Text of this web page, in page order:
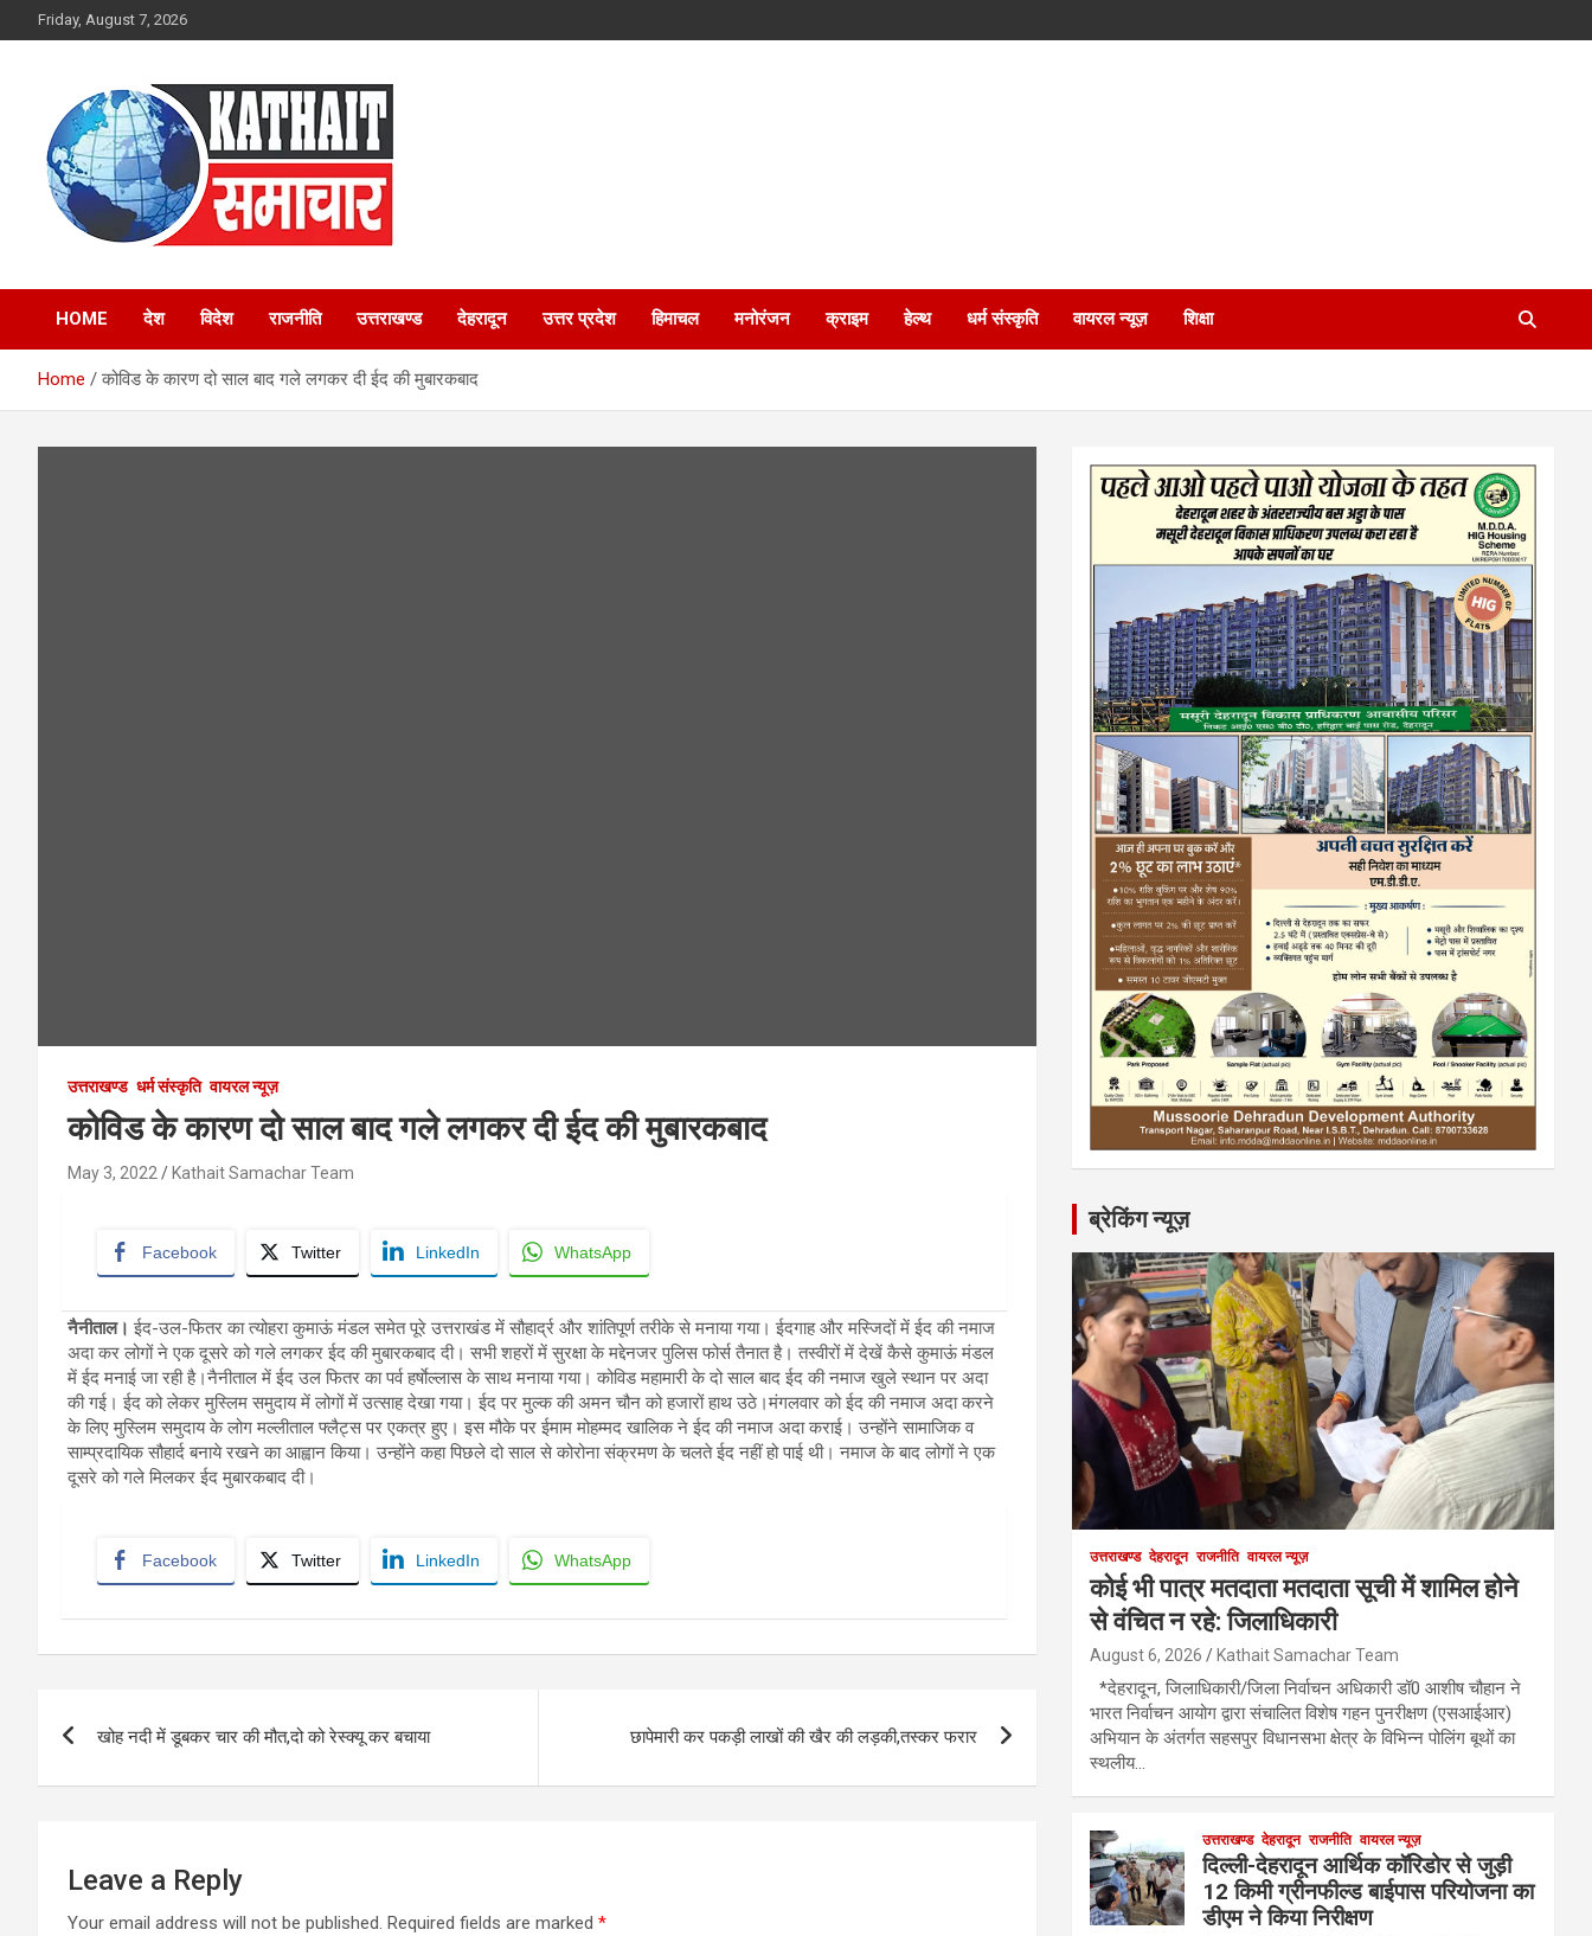
to
Friday, August 7, 2026
Kathait Samachar –
Latest Uttarakhand
News in Hindi,
HOME देश विदेश राजनीति उत्तराखण्ड देहरादून उत्तर प्रदेश हिमाचल मनोरंजन क्राइम हेल्थ धर्म संस्कृति वायरल न्यूज़ शिक्षा
Home कोविड के कारण दो साल बाद गले लगकर दी ईद की मुबारकबाद
उत्तराखण्ड धर्म संस्कृति वायरल न्यूज़
कोविड के कारण दो साल बाद गले लगकर दी ईद की मुबारकबाद
May 3, 2022 Kathait Samachar Team
Facebook Twitter LinkedIn WhatsApp
नैनीताल। ईद-उल-फितर का त्योहरा कुमाऊं मंडल समेत पूरे उत्तराखंड में सौहार्द्र और शांतिपूर्ण तरीके से मनाया गया। ईदगाह और मस्जिदों में ईद की नमाज
अदा कर लोगों ने एक दूसरे को गले लगकर ईद की मुबारकबाद दी। सभी शहरों में सुरक्षा के मद्देनजर पुलिस फोर्स तैनात है। तस्वीरों में देखें कैसे कुमाऊं मंडल
में ईद मनाई जा रही है।नैनीताल में ईद उल फितर का पर्व हर्षाेल्लास के साथ मनाया गया। कोविड महामारी के दो साल बाद ईद की नमाज खुले स्थान पर अदा
की गई। ईद को लेकर मुस्लिम समुदाय में लोगों में उत्साह देखा गया। ईद पर मुल्क की अमन चौन को हजारों हाथ उठे।मंगलवार को ईद की नमाज अदा करने
के लिए मुस्लिम समुदाय के लोग मल्लीताल फ्लैट्स पर एकत्र हुए। इस मौके पर ईमाम मोहम्मद खालिक ने ईद की नमाज अदा कराई। उन्होंने सामाजिक व
साम्प्रदायिक सौहार्द बनाये रखने का आह्वान किया। उन्होंने कहा पिछले दो साल से कोरोना संक्रमण के चलते ईद नहीं हो पाई थी। नमाज के बाद लोगों ने एक
दूसरे को गले मिलकर ईद मुबारकबाद दी।
Facebook Twitter LinkedIn WhatsApp
navigation
खोह नदी में डूबकर चार की मौत,दो को रेस्क्यू कर बचाया छापेमारी कर पकड़ी लाखों की खैर की लड़की,तस्कर फरार
Leave a Reply
Your email address will not be published. Required fields are marked *
ब्रेकिंग न्यूज़
उत्तराखण्ड देहरादून राजनीति वायरल न्यूज़
कोई भी पात्र मतदाता मतदाता सूची में शामिल होने
से वंचित न रहे: जिलाधिकारी
August 6, 2026 Kathait Samachar Team
*देहरादून, जिलाधिकारी/जिला निर्वाचन अधिकारी डॉ0 आशीष चौहान ने
भारत निर्वाचन आयोग द्वारा संचालित विशेष गहन पुनरीक्षण (एसआईआर)
अभियान के अंतर्गत सहसपुर विधानसभा क्षेत्र के विभिन्न पोलिंग बूथों का
स्थलीय…
उत्तराखण्ड देहरादून राजनीति वायरल न्यूज़
दिल्ली-देहरादून आर्थिक कॉरिडोर से जुड़ी
12 किमी ग्रीनफील्ड बाईपास परियोजना का
डीएम ने किया निरीक्षण